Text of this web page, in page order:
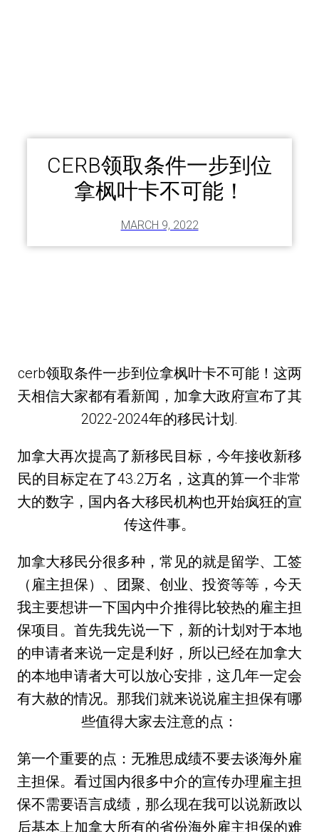
CERB领取条件一步到位
拿枫叶卡不可能！
MARCH 9, 2022
cerb领取条件一步到位拿枫叶卡不可能！这两
天相信大家都有看新闻，加拿大政府宣布了其
2022-2024年的移民计划.
加拿大再次提高了新移民目标，今年接收新移
民的目标定在了43.2万名，这真的算一个非常
大的数字，国内各大移民机构也开始疯狂的宣
传这件事。
加拿大移民分很多种，常见的就是留学、工签
（雇主担保）、团聚、创业、投资等等，今天
我主要想讲一下国内中介推得比较热的雇主担
保项目。首先我先说一下，新的计划对于本地
的申请者来说一定是利好，所以已经在加拿大
的本地申请者大可以放心安排，这几年一定会
有大赦的情况。那我们就来说说雇主担保有哪
些值得大家去注意的点：
第一个重要的点：无雅思成绩不要去谈海外雇
主担保。看过国内很多中介的宣传办理雇主担
保不需要语言成绩，那么现在我可以说新政以
后基本上加拿大所有的省份海外雇主担保的难